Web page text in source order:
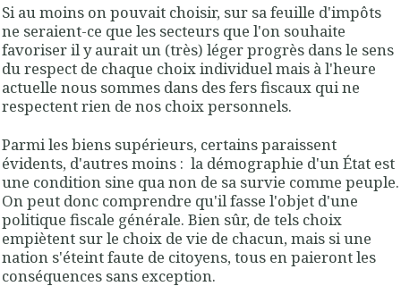
Si au moins on pouvait choisir, sur sa feuille d'impôts
ne seraient-ce que les secteurs que l'on souhaite
favoriser il y aurait un (très) léger progrès dans le sens
du respect de chaque choix individuel mais à l'heure
actuelle nous sommes dans des fers fiscaux qui ne
respectent rien de nos choix personnels.
Parmi les biens supérieurs, certains paraissent
évidents, d'autres moins : la démographie d'un État est
une condition sine qua non de sa survie comme peuple.
On peut donc comprendre qu'il fasse l'objet d'une
politique fiscale générale. Bien sûr, de tels choix
empiètent sur le choix de vie de chacun, mais si une
nation s'éteint faute de citoyens, tous en paieront les
conséquences sans exception.